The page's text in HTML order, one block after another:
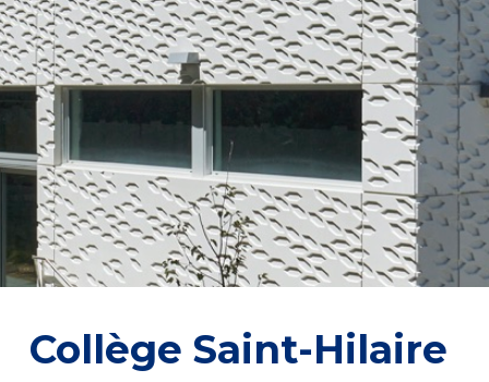
Collège Saint-Hilaire